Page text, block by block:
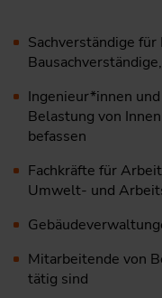
Sachverständige
Ingenieur*innen
Belastung von
befassen
Fachkräfte für
Umwelt- und
Mitarbeitende von
tätig sind